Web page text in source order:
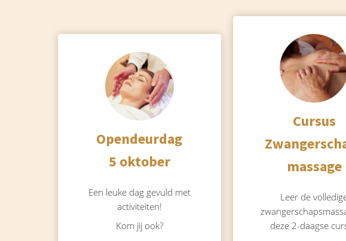
Opendeurdag
5 oktober
Een leuke dag gevuld met
activiteiten!
Kom jij ook?
Cursus
massage
Leer de
deze 2-daagse